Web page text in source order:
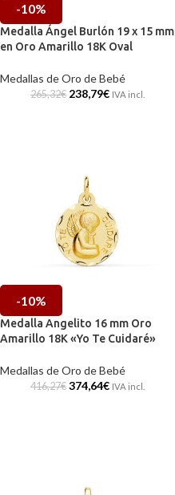
-10%
Medalla Ángel Burlón 19 x 15 mm
en Oro Amarillo 18K Oval
Medallas de Oro de Bebé
265,32€ 238,79€ IVA incl.
-10%
Medalla Angelito 16 mm Oro
Amarillo 18K «Yo Te Cuidaré»
Medallas de Oro de Bebé
416,27€ 374,64€ IVA incl.